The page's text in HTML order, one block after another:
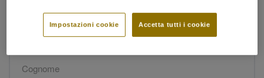
Cognome*
Accetta tutti i cookie
Impostazioni cookie